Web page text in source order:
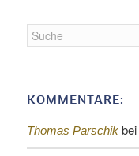
KOMMENTARE:
Thomas Parschikbei